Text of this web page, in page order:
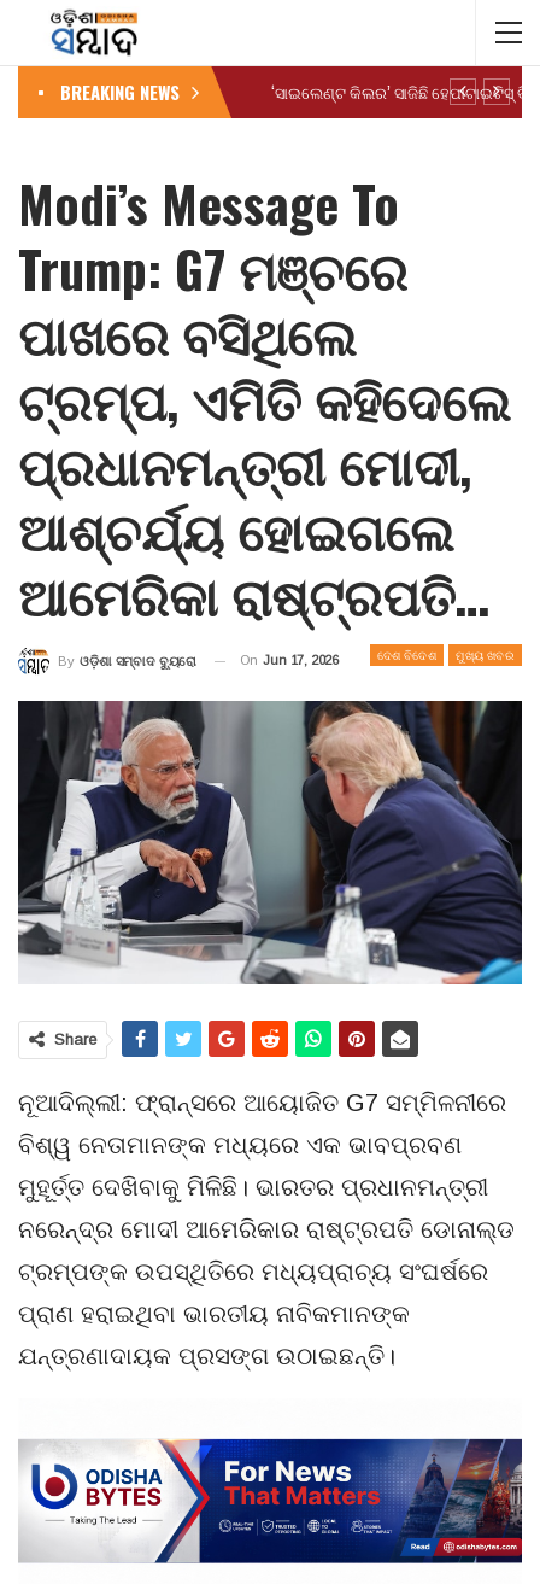
BREAKING NEWS
Modi’s Message To
Trump: G7 ମଞ୍ଚରେ
ପାଖରେ ବସିଥିଲେ
ଟ୍ରମ୍ପ, ଏମିତି କହିଦେଲେ
ପ୍ରଧାନମନ୍ତ୍ରୀ ମୋଦୀ,
ଆଶ୍ଚର୍ଯ୍ୟ ହୋଇଗଲେ
ଆମେରିକା ରାଷ୍ଟ୍ରପତି…
ଦେଶ ବିଦେଶ ମୁଖ୍ୟ ଖବର
By ଓଡ଼ିଶା ସମ୍ବାଦ ବ୍ୟୁରୋ On Jun 17, 2026
Share
ନୂଆଦିଲ୍ଲୀ: ଫ୍ରାନ୍ସରେ ଆୟୋଜିତ G7 ସମ୍ମିଳନୀରେ
ବିଶ୍ୱ ନେତାମାନଙ୍କ ମଧ୍ୟରେ ଏକ ଭାବପ୍ରବଣ
ମୁହୂର୍ତ୍ତ ଦେଖିବାକୁ ମିଳିଛି। ଭାରତର ପ୍ରଧାନମନ୍ତ୍ରୀ
ନରେନ୍ଦ୍ର ମୋଦୀ ଆମେରିକାର ରାଷ୍ଟ୍ରପତି ଡୋନାଲ୍ଡ
ଟ୍ରମ୍ପଙ୍କ ଉପସ୍ଥିତିରେ ମଧ୍ୟପ୍ରାଚ୍ୟ ସଂଘର୍ଷରେ
ପ୍ରାଣ ହରାଇଥିବା ଭାରତୀୟ ନାବିକମାନଙ୍କ
ଯନ୍ତ୍ରଣାଦାୟକ ପ୍ରସଙ୍ଗ ଉଠାଇଛନ୍ତି।